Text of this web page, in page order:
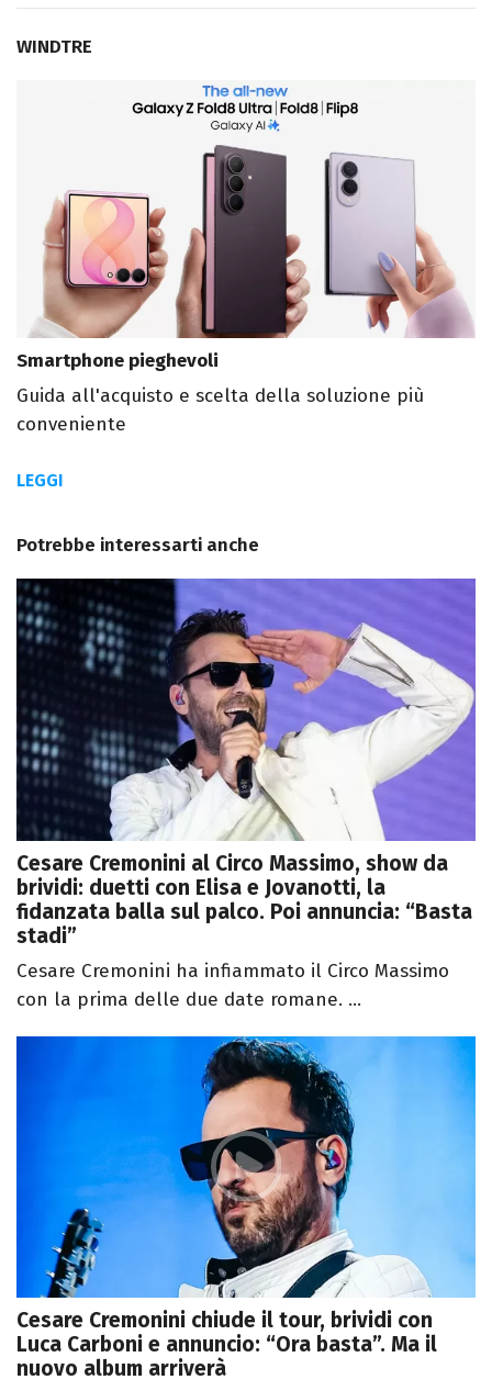
WINDTRE
Smartphone pieghevoli
Guida all'acquisto e scelta della soluzione più
conveniente
LEGGI
Potrebbe interessarti anche
Cesare Cremonini al Circo Massimo, show da
brividi: duetti con Elisa e Jovanotti, la
fidanzata balla sul palco. Poi annuncia: “Basta
stadi”
Cesare Cremonini ha infiammato il Circo Massimo
con la prima delle due date romane. ...
Cesare Cremonini chiude il tour, brividi con
Luca Carboni e annuncio: “Ora basta”. Ma il
nuovo album arriverà